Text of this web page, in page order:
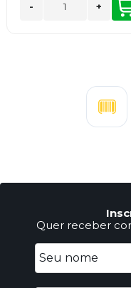
- +
Quer receber